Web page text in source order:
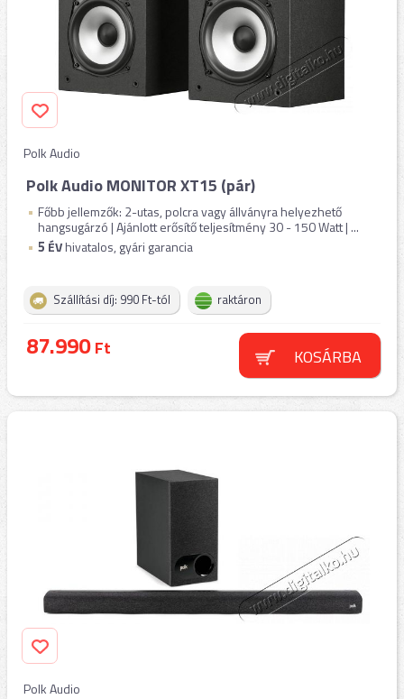
Polk Audio
Polk Audio MONITOR XT15 (pár)
Főbb jellemzők: 2-utas, polcra vagy állványra helyezhető
hangsugárzó | Ajánlott erősítő teljesítmény 30 - 150 Watt | ...
5 ÉVhivatalos, gyári garancia
Szállítási díj: 990 Ft-tól raktáron
87.990Ft KOSÁRBA
Polk Audio